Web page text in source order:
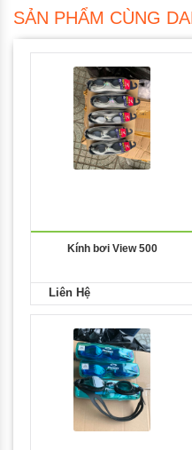
SẢN PHẨM CÙNG
Kính bơi View 500
Liên Hệ